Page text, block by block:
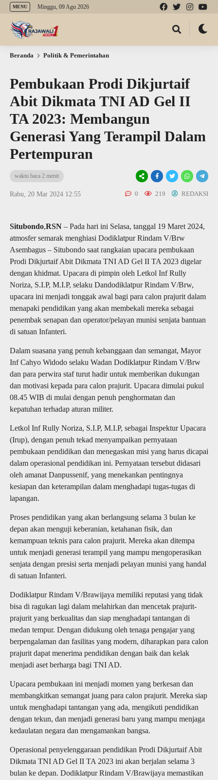
MENU Minggu, 09 Agu 2026
Beranda Politik & Pemerintahan
Pembukaan Prodi Dikjurtaif
Abit Dikmata TNI AD Gel II
TA 2023: Membangun
Generasi Yang Terampil Dalam
Pertempuran
waktu baca 2 menit
Rabu, 20 Mar 2024 12:55 0 219 REDAKSI
Situbondo,RSN – Pada hari ini Selasa, tanggal 19 Maret 2024,
atmosfer semarak menghiasi Dodiklatpur Rindam V/Brw
Asembagus – Situbondo saat rangkaian upacara pembukaan
Prodi Dikjurtaif Abit Dikmata TNI AD Gel II TA 2023 digelar
dengan khidmat. Upacara di pimpin oleh Letkol Inf Rully
Noriza, S.I.P, M.I.P, selaku Dandodiklatpur Rindam V/Brw,
upacara ini menjadi tonggak awal bagi para calon prajurit dalam
menapaki pendidikan yang akan membekali mereka sebagai
penembak senapan dan operator/pelayan munisi senjata bantuan
di satuan Infanteri.
Dalam suasana yang penuh kebanggaan dan semangat, Mayor
Inf Cahyo Widodo selaku Wadan Dodiklatpur Rindam V/Brw
dan para perwira staf turut hadir untuk memberikan dukungan
dan motivasi kepada para calon prajurit. Upacara dimulai pukul
08.45 WIB di mulai dengan penuh penghormatan dan
kepatuhan terhadap aturan militer.
Letkol Inf Rully Noriza, S.I.P, M.I.P, sebagai Inspektur Upacara
(Irup), dengan penuh tekad menyampaikan pernyataan
pembukaan pendidikan dan menegaskan misi yang harus dicapai
dalam operasional pendidikan ini. Pernyataan tersebut didasari
oleh amanat Danpussenif, yang menekankan pentingnya
kesiapan dan keterampilan dalam menghadapi tugas-tugas di
lapangan.
Proses pendidikan yang akan berlangsung selama 3 bulan ke
depan akan menguji keberanian, ketahanan fisik, dan
kemampuan teknis para calon prajurit. Mereka akan ditempa
untuk menjadi generasi terampil yang mampu mengoperasikan
senjata dengan presisi serta menjadi pelayan munisi yang handal
di satuan Infanteri.
Dodiklatpur Rindam V/Brawijaya memiliki reputasi yang tidak
bisa di ragukan lagi dalam melahirkan dan mencetak prajurit-
prajurit yang berkualitas dan siap menghadapi tantangan di
medan tempur. Dengan didukung oleh tenaga pengajar yang
berpengalaman dan fasilitas yang modern, diharapkan para calon
prajurit dapat menerima pendidikan dengan baik dan kelak
menjadi aset berharga bagi TNI AD.
Upacara pembukaan ini menjadi momen yang berkesan dan
membangkitkan semangat juang para calon prajurit. Mereka siap
untuk menghadapi tantangan yang ada, mengikuti pendidikan
dengan tekun, dan menjadi generasi baru yang mampu menjaga
kedaulatan negara dan mengamankan bangsa.
Operasional penyelenggaraan pendidikan Prodi Dikjurtaif Abit
Dikmata TNI AD Gel II TA 2023 ini akan berjalan selama 3
bulan ke depan. Dodiklatpur Rindam V/Brawijaya memastikan